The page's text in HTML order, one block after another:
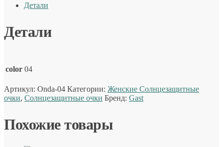
Детали
Детали
color 04
Артикул: Onda-04 Категории: Женские Солнцезащитные
очки, Солнцезащитные очки Бренд: Gast
Похожие товары